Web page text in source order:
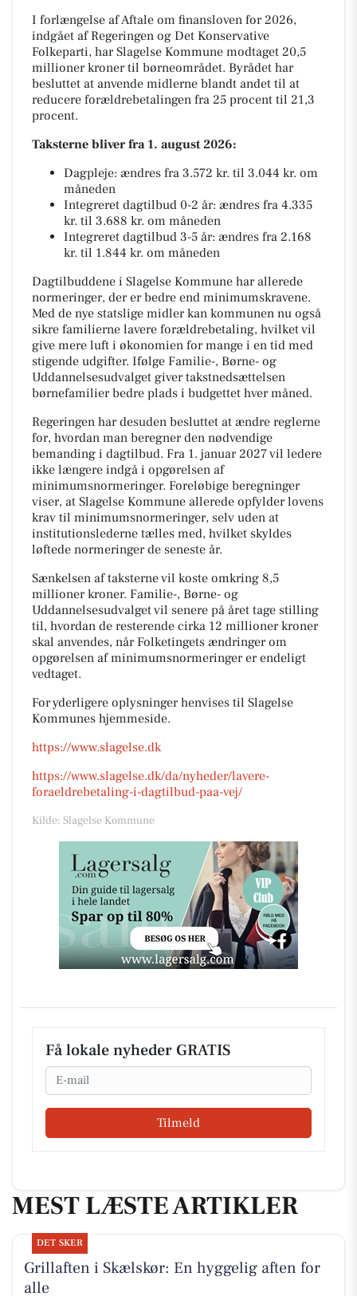
I forlængelse af Aftale om finansloven for 2026,
indgået af Regeringen og Det Konservative
Folkeparti, har Slagelse Kommune modtaget 20,5
millioner kroner til børneområdet. Byrådet har
besluttet at anvende midlerne blandt andet til at
reducere forældrebetalingen fra 25 procent til 21,3
procent.
Taksterne bliver fra 1. august 2026:
Dagpleje: ændres fra 3.572 kr. til 3.044 kr. om
måneden
Integreret dagtilbud 0-2 år: ændres fra 4.335
kr. til 3.688 kr. om måneden
Integreret dagtilbud 3-5 år: ændres fra 2.168
kr. til 1.844 kr. om måneden
Dagtilbuddene i Slagelse Kommune har allerede
normeringer, der er bedre end minimumskravene.
Med de nye statslige midler kan kommunen nu også
sikre familierne lavere forældrebetaling, hvilket vil
give mere luft i økonomien for mange i en tid med
stigende udgifter. Ifølge Familie-, Børne- og
Uddannelsesudvalget giver takstnedsættelsen
børnefamilier bedre plads i budgettet hver måned.
Regeringen har desuden besluttet at ændre reglerne
for, hvordan man beregner den nødvendige
bemanding i dagtilbud. Fra 1. januar 2027 vil ledere
ikke længere indgå i opgørelsen af
minimumsnormeringer. Foreløbige beregninger
viser, at Slagelse Kommune allerede opfylder lovens
krav til minimumsnormeringer, selv uden at
institutionslederne tælles med, hvilket skyldes
løftede normeringer de seneste år.
Sænkelsen af taksterne vil koste omkring 8,5
millioner kroner. Familie-, Børne- og
Uddannelsesudvalget vil senere på året tage stilling
til, hvordan de resterende cirka 12 millioner kroner
skal anvendes, når Folketingets ændringer om
opgørelsen af minimumsnormeringer er endeligt
vedtaget.
For yderligere oplysninger henvises til Slagelse
Kommunes hjemmeside.
https://www.slagelse.dk
https://www.slagelse.dk/da/nyheder/lavere-
foraeldrebetaling-i-dagtilbud-paa-vej/
Kilde: Slagelse Kommune
Få lokale nyheder GRATIS
Email
Tilmeld
MEST LÆSTE ARTIKLER
DET SKER
Grillaften i Skælskør: En hyggelig aften for
alle